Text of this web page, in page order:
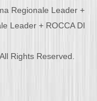
Regionale Leader +
Leader + ROCCA DI
Rights Reserved.